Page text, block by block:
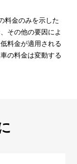
料金のみを示した
その他の要因によ
料金が適用される
の料金は変動する